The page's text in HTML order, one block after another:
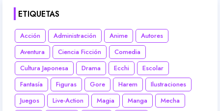
ETIQUETAS
Acción Administración Anime
Autores
Aventura
Ciencia Ficción
Comedia
Cultura Japonesa
Drama Ecchi
Escolar
Fantasía
Figuras Gore Harem
Ilustraciones
Juegos
Live-Action Magia Manga
Mecha